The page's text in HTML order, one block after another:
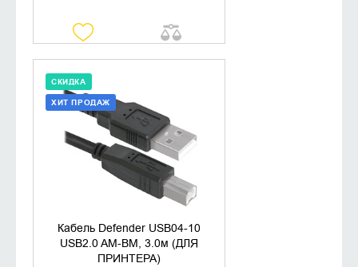
Кабель Defender USB04-10
USB2.0 AM-BM, 3.0м (ДЛЯ
ПРИНТЕРА)
СКИДКА
ХИТ ПРОДАЖ
ДОБАВИТЬ В КОРЗИНУ
КУПИТЬ В 1 КЛИК